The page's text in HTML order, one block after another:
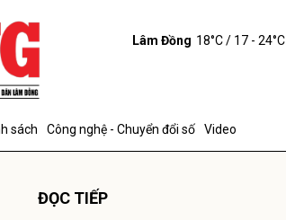
Lâm Đồng 18°C/ 17 - 24°C
sách Công nghệ - Chuyển đổi số Video
ĐỌC TIẾP